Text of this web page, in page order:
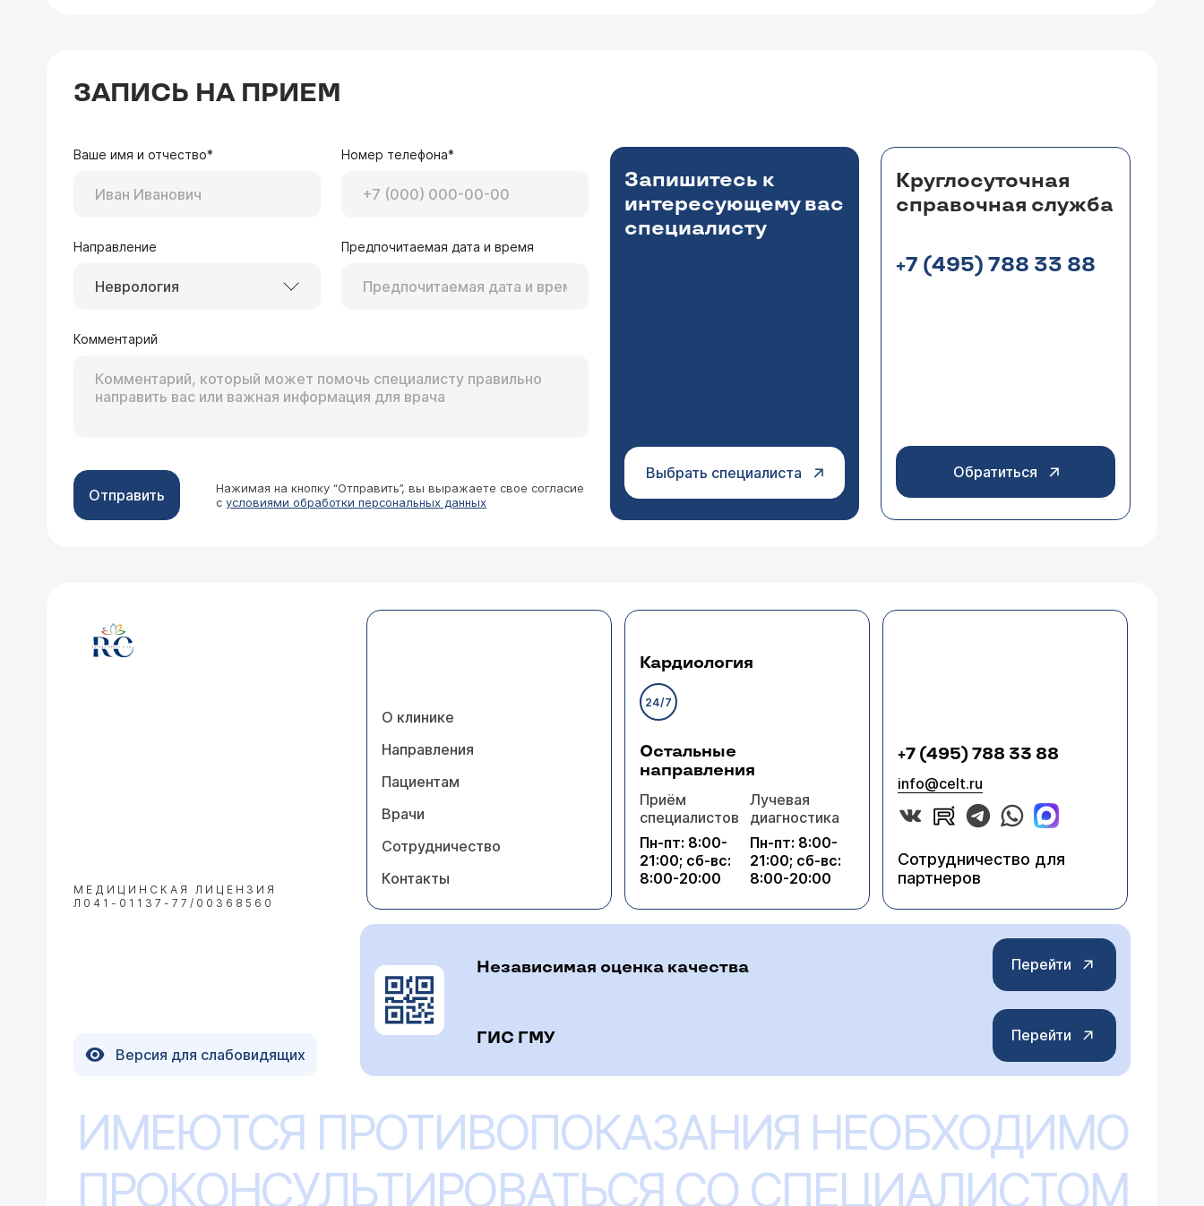
ЗАПИСЬ НА ПРИЕМ
Ваше имя и отчество* Номер телефона*
Направление
Неврология
Предпочитаемая дата и время
Комментарий
Отправить
Нажимая на кнопку “Отправить”, вы выражаете свое согласие
с условиями обработки персональных данных
Запишитесь к
интересующему вас
специалисту
Выбрать специалиста
Круглосуточная
справочная служба
+7 (495) 788 33 88
Обратиться
МЕДИЦИНСКАЯ ЛИЦЕНЗИЯ
Л041-01137-77/00368560
О клинике
Направления
Пациентам
Врачи
Сотрудничество
Контакты
Кардиология
24/7
Остальные
направления
Приём
специалистов
Пн-пт: 8:00-
21:00; сб-вс:
8:00-20:00
Лучевая
диагностика
Пн-пт: 8:00-
21:00; сб-вс:
8:00-20:00
+7 (495) 788 33 88
info@celt.ru
Сотрудничество для
партнеров
Версия для слабовидящих
Независимая оценка качества Перейти
ГИС ГМУ Перейти
ИМЕЮТСЯ ПРОТИВОПОКАЗАНИЯ НЕОБХОДИМО
ПРОКОНСУЛЬТИРОВАТЬСЯ СО СПЕЦИАЛИСТОМ